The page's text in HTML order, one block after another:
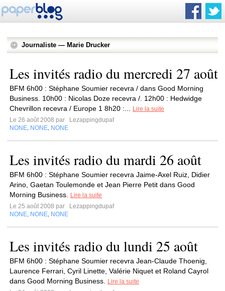
Journaliste — Marie Drucker
Les invités radio du mercredi 27 août
BFM 6h00 : Stéphane Soumier recevra / dans Good Morning
Business. 10h00 : Nicolas Doze recevra /. 12h00 : Hedwidge
Chevrillon recevra / Europe 1 8h20 :...
Lire la suite
Le 26 août 2008 par
Lezappingdupaf
NONE NONE NONE
Les invités radio du mardi 26 août
BFM 6h00 : Stéphane Soumier recevra Jaime-Axel Ruiz, Didier
Arino, Gaetan Toulemonde et Jean Pierre Petit dans Good
Morning Business.
Lire la suite
Le 25 août 2008 par
Lezappingdupaf
NONE NONE NONE
Les invités radio du lundi 25 août
BFM 6h00 : Stéphane Soumier recevra Jean-Claude Thoenig,
Laurence Ferrari, Cyril Linette, Valérie Niquet et Roland Cayrol
dans Good Morning Business.
Lire la suite